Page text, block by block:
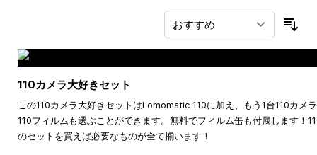
110カメラ大好きセット
この110カメラ大好きセットはLomomatic 110に加え、もう1台110カメ
110フィルムも選ぶことができます。無料でフィルム缶も付属します！
のセットを買えば必要なものが全て揃います！